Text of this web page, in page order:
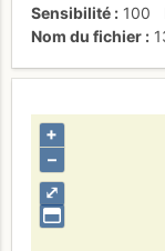
Sensibilité
100
Nom du fichier
⤢
+
–